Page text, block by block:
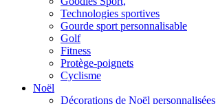
Technologies sportives
Gourde sport personnalisable
Golf
Fitness
Protège-poignets
Cyclisme
Noël
Décorations de Noël personnalisées